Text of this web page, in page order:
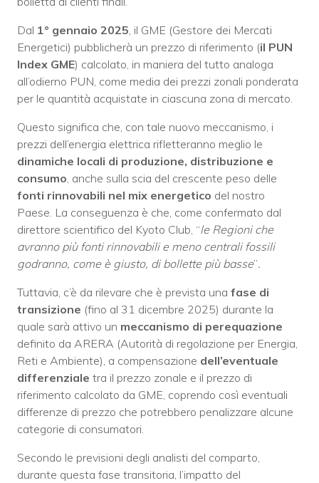
Dal 1° gennaio 2025, il GME (Gestore dei Mercati
Energetici) pubblicherà un prezzo di riferimento (il PUN
Index GME) calcolato, in maniera del tutto analoga
all’odierno PUN, come media dei prezzi zonali ponderata
per le quantità acquistate in ciascuna zona di mercato.
Questo significa che, con tale nuovo meccanismo, i
prezzi dell’energia elettrica rifletteranno meglio le
dinamiche locali di produzione, distribuzione e
consumo, anche sulla scia del crescente peso delle
fonti rinnovabili nel mix energetico del nostro
Paese. La conseguenza è che, come confermato dal
direttore scientifico del Kyoto Club, “le Regioni che
avranno più fonti rinnovabili e meno centrali fossili
godranno, come è giusto, di bollette più basse”.
Tuttavia, c’è da rilevare che è prevista una fase di
transizione (fino al 31 dicembre 2025) durante la
quale sarà attivo un meccanismo di perequazione
definito da ARERA (Autorità di regolazione per Energia,
Reti e Ambiente), a compensazione dell’eventuale
differenziale tra il prezzo zonale e il prezzo di
riferimento calcolato da GME, coprendo così eventuali
differenze di prezzo che potrebbero penalizzare alcune
categorie di consumatori.
Secondo le previsioni degli analisti del comparto,
durante questa fase transitoria, l’impatto del